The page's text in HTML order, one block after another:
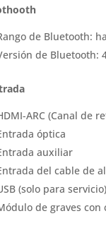
de Bluetooth:
de Bluetooth:
ARC (Canal de
óptica
auxiliar
del cable de
(solo para servicio)
de graves con